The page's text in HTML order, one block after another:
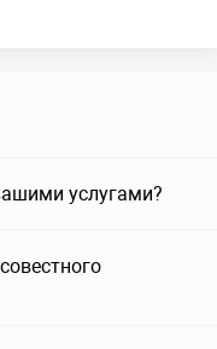
услугами?